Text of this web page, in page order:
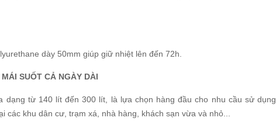
dày 50mm giúp giữ nhiệt lên đến 72h.
SUỐT CẢ NGÀY DÀI
dạng từ 140 lít đến 300 lít, là lựa chọn hàng đầu cho nhu cầu sử dụng
các khu dân cư, trạm xá, nhà hàng, khách sạn vừa và nhỏ...